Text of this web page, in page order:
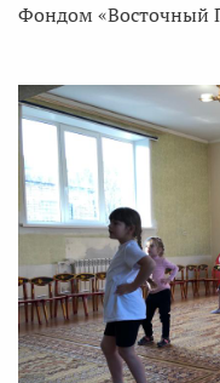
Фондом «Восточный